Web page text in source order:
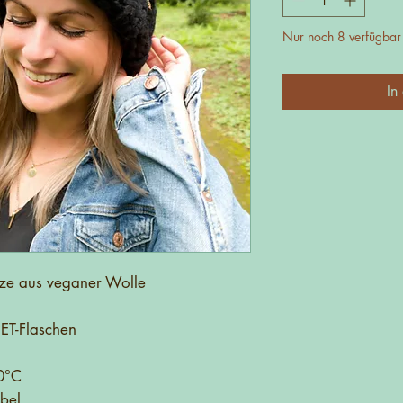
aus veganer Wolle
Flaschen
Nur noch 8 verfügbar
In